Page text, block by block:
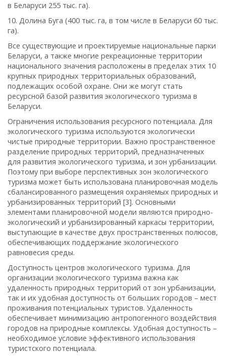
в Беларуси 255 тыс. га).
10. Долина Буга (400 тыс. га, в том числе в Беларуси 60 тыс.
га).
Все существующие и проектируемые национальные парки
Беларуси, а также многие рекреационные территории
национального значения расположены в пределах этих 10
крупных природных территориальных образований,
подлежащих особой охране. Они же могут стать
ресурсной базой развития экологического туризма в
Беларуси.
Ограничения использования ресурсного потенциала. Для
экологического туризма используются экологически
чистые природные территории. Важно пространственное
разделение природных территорий, предназначенных
для развития экологического туризма, и зон урбанизации.
Поэтому при выборе перспективных зон экологического
туризма может быть использована планировочная модель
сбалансированного размещения охраняемых природных и
урбанизированных территорий [3]. Основными
элементами планировочной модели являются природно-
экологический и урбанизированный каркасы территории,
выступающие в качестве двух пространственных полюсов,
обеспечивающих поддержание экологического
равновесия среды.
Доступность центров экологического туризма. Для
организации экологического туризма важна как
удаленность природных территорий от зон урбанизации,
так и их удобная доступность от больших городов – мест
проживания потенциальных туристов. Удаленность
обеспечивает минимизацию антропогенного воздействия
городов на природные комплексы. Удобная доступность –
необходимое условие эффективного использования
туристского потенциала.